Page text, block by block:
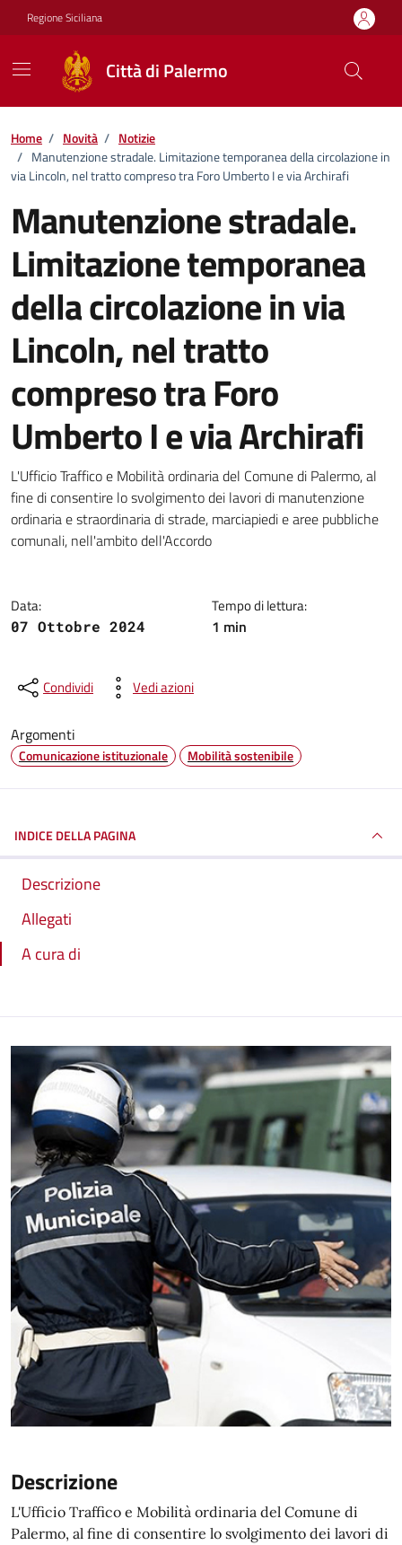
Vai ai contenuti
Vai al footer
Regione Siciliana
Città di Palermo
Home / Novità / Notizie
/ Manutenzione stradale. Limitazione temporanea della circolazione in
via Lincoln, nel tratto compreso tra Foro Umberto I e via Archirafi
Manutenzione stradale.
Limitazione temporanea
della circolazione in via
Lincoln, nel tratto
compreso tra Foro
Umberto I e via Archirafi
Dettagli della notizia
L'Ufficio Traffico e Mobilità ordinaria del Comune di Palermo, al
fine di consentire lo svolgimento dei lavori di manutenzione
ordinaria e straordinaria di strade, marciapiedi e aree pubbliche
comunali, nell'ambito dell'Accordo
Data:
07 Ottobre 2024
Tempo di lettura:
1 min
Condividi Vedi azioni
Argomenti
Comunicazione istituzionale Mobilità sostenibile
INDICE DELLA PAGINA
Descrizione
Allegati
A cura di
Descrizione
L'Ufficio Traffico e Mobilità ordinaria del Comune di
Palermo, al fine di consentire lo svolgimento dei lavori di